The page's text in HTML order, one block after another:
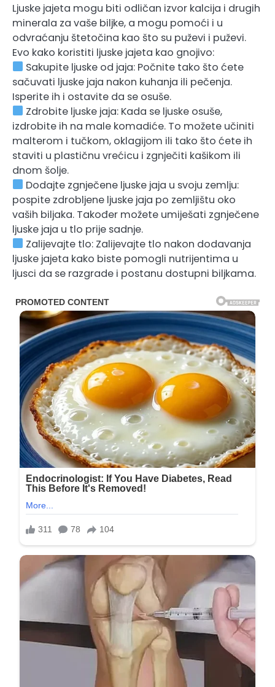
Ljuske jajeta mogu biti odličan izvor kalcija i drugih
minerala za vaše biljke, a mogu pomoći i u
odvraćanju štetočina kao što su puževi i puževi.
Evo kako koristiti ljuske jajeta kao gnojivo:
Sakupite ljuske od jaja: Počnite tako što ćete
sačuvati ljuske jaja nakon kuhanja ili pečenja.
Isperite ih i ostavite da se osuše.
Zdrobite ljuske jaja: Kada se ljuske osuše,
izdrobite ih na male komadiće. To možete učiniti
malterom i tučkom, oklagijom ili tako što ćete ih
staviti u plastičnu vrećicu i zgnječiti kašikom ili
dnom šolje.
Dodajte zgnječene ljuske jaja u svoju zemlju:
pospite zdrobljene ljuske jaja po zemljištu oko
vaših biljaka. Također možete umiješati zgnječene
ljuske jaja u tlo prije sadnje.
Zalijevajte tlo: Zalijevajte tlo nakon dodavanja
ljuske jajeta kako biste pomogli nutrijentima u
ljusci da se razgrade i postanu dostupni biljkama.